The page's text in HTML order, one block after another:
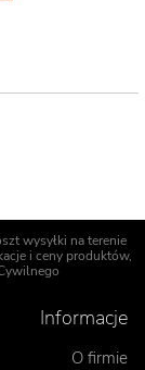
wysyłki na terenie
i ceny produktów,
Informacje
O firmie